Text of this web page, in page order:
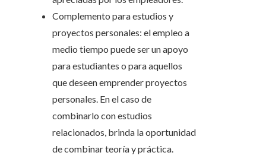
Complemento para estudios y
proyectos personales: el empleo a
medio tiempo puede ser un apoyo
para estudiantes o para aquellos
que deseen emprender proyectos
personales. En el caso de
combinarlo con estudios
relacionados, brinda la oportunidad
de combinar teoría y práctica.